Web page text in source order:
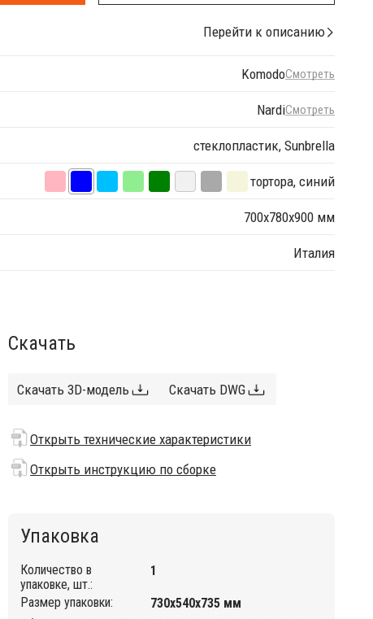
Перейти к описанию
KomodoСмотреть
NardiСмотреть
стеклопластик, Sunbrella
тортора, синий
700х780х900 мм
Италия
Скачать
Скачать 3D-модель Скачать DWG
Открыть технические характеристики
Открыть инструкцию по сборке
Упаковка
Количество в
упаковке, шт.:
1
Размер упаковки:
730х540х735 мм